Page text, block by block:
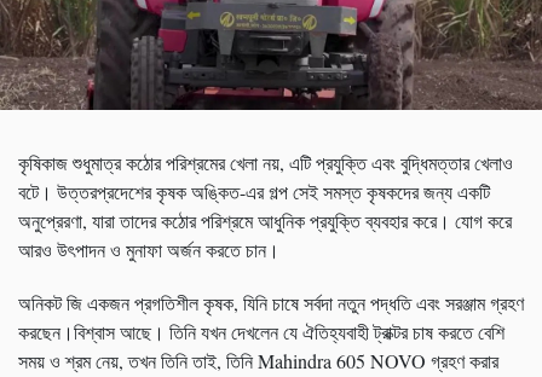
কৃষিকাজ শুধুমাত্র কঠোর পরিশ্রমের খেলা নয়, এটি প্রযুক্তি এবং বুদ্ধিমত্তার খেলাও
বটে। উত্তরপ্রদেশের কৃষক অঙ্কিত-এর গল্প সেই সমস্ত কৃষকদের জন্য একটি
অনুপ্রেরণা, যারা তাদের কঠোর পরিশ্রমে আধুনিক প্রযুক্তি ব্যবহার করে। যোগ করে
আরও উৎপাদন ও মুনাফা অর্জন করতে চান।
অনিকট জি একজন প্রগতিশীল কৃষক, যিনি চাষে সর্বদা নতুন পদ্ধতি এবং সরঞ্জাম গ্রহণ
করছেন।বিশ্বাস আছে। তিনি যখন দেখলেন যে ঐতিহ্যবাহী ট্রাক্টর চাষ করতে বেশি
সময় ও শ্রম নেয়, তখন তিনি তাই, তিনি Mahindra 605 NOVO গ্রহণ করার